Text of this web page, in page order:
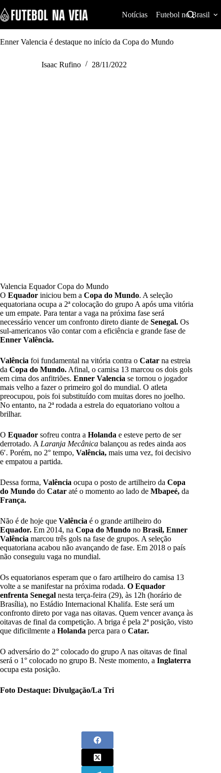
k
i
p
t
Notícias Futebol no Brasil
Enner Valencia é destaque no início da Copa do Mundo
Isaac Rufino 28/11/2022
Valencia Equador Copa do Mundo
O Equador iniciou bem a Copa do Mundo. A seleção
equatoriana ocupa a 2ª colocação do grupo A após uma vitória
e um empate. Para tentar a vaga na próxima fase será
necessário vencer um confronto direto diante de Senegal. Os
sul-americanos vão contar com a eficiência e grande fase de
Enner Valência.
Valência foi fundamental na vitória contra o Catar na estreia
da Copa do Mundo. Afinal, o camisa 13 marcou os dois gols
em cima dos anfitriões. Enner Valencia se tornou o jogador
mais velho a fazer o primeiro gol do mundial. O atleta
preocupou, pois foi substituído com muitas dores no joelho.
No entanto, na 2ª rodada a estrela do equatoriano voltou a
brilhar.
O Equador sofreu contra a Holanda e esteve perto de ser
derrotado. A Laranja Mecânica balançou as redes ainda aos
6′. Porém, no 2° tempo, Valência, mais uma vez, foi decisivo
e empatou a partida.
Dessa forma, Valência ocupa o posto de artilheiro da Copa
do Mundo do Catar até o momento ao lado de Mbapeé, da
França.
Não é de hoje que Valência é o grande artilheiro do
Equador. Em 2014, na Copa do Mundo no Brasil, Enner
Valência marcou três gols na fase de grupos. A seleção
equatoriana acabou não avançando de fase. Em 2018 o país
não conseguiu vaga no mundial.
Os equatorianos esperam que o faro artilheiro do camisa 13
volte a se manifestar na próxima rodada. O Equador
enfrenta Senegal nesta terça-feira (29), às 12h (horário de
Brasília), no Estádio Internacional Khalifa. Este será um
confronto direto por vaga nas oitavas. Quem vencer avança às
oitavas de final da competição. A briga é pela 2ª posição, visto
que dificilmente a Holanda perca para o Catar.
O adversário do 2° colocado do grupo A nas oitavas de final
será o 1° colocado no grupo B. Neste momento, a Inglaterra
ocupa esta posição.
Foto Destaque: Divulgação/La Tri